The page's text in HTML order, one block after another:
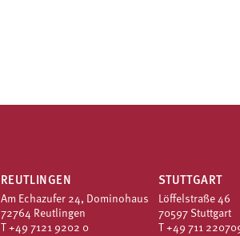
REUTLINGEN
Am Echazufer 24, Dominohaus
72764 Reutlingen
T +49 7121 9202 0
STUTTGART
Löffelstraße 46
70597 Stuttgart
T +49 711